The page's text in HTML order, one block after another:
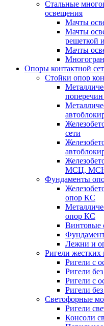
Стальные
освещения
Мачты
Мачты
решеткой
Мачты
Опоры контактной
Стойки опор
сети
МСЦ,
Фундаменты
опор КС
опор КС
Винтовые
Лежни и
Ригели жестких
Ригели с
Ригели
Ригели с
Ригели
Светофорные
Ригели
Консоли